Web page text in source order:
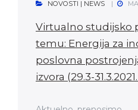
NOVOSTI | NEWS
Virtualno studijsko
temu: Energija za
poslovna
izvora (29.3-